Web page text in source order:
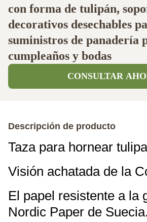
con forma de tulipán,
decorativos desechables
suministros de panadería
cumpleaños y bodas
CONSULTAR
Descripción de producto
Taza para hornear
Visión achatada de la
El papel resistente a la
Nordic Paper de Suecia.